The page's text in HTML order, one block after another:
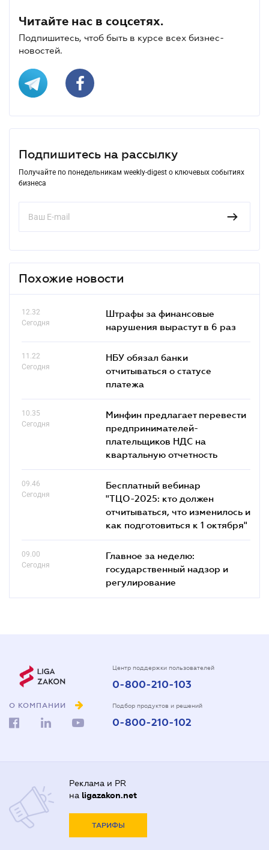
Читайте нас в соцсетях.
Подпишитесь, чтоб быть в курсе всех бизнес-
новостей.
Подпишитесь на рассылку
Получайте по понедельникам weekly-digest о ключевых событиях
бизнеса
Похожие новости
12.32
Сегодня
Штрафы за финансовые
нарушения вырастут в 6 раз
11.22
Сегодня
НБУ обязал банки
отчитываться о статусе
платежа
10.35
Сегодня
Минфин предлагает перевести
предпринимателей-
плательщиков НДС на
квартальную отчетность
09.46
Сегодня
Бесплатный вебинар
"ТЦО-2025: кто должен
отчитываться, что изменилось и
как подготовиться к 1 октября"
09.00
Сегодня
Главное за неделю:
государственный надзор и
регулирование
О КОМПАНИИ
Центр поддержки пользователей
0-800-210-103
Подбор продуктов и решений
0-800-210-102
Реклама и PR
на ligazakon.net
ТАРИФЫ